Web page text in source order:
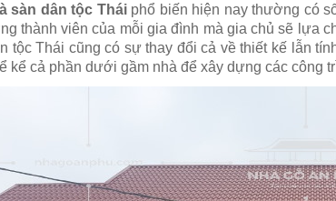
sàn dân tộc Tháiphổ biến hiện nay thường có
thành viên của mỗi gia đình mà gia chủ sẽ lựa
tộc Thái cũng có sự thay đổi cả về thiết kế lẫn
kể cả phần dưới gầm nhà để xây dựng các công